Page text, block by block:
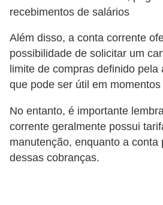
recebimentos de salários
Além disso, a conta corrente
possibilidade de solicitar um
limite de compras definido
que pode ser útil em
No entanto, é importante
corrente geralmente possui
manutenção, enquanto a conta
dessas cobranças.
E
m
p
é
s
t